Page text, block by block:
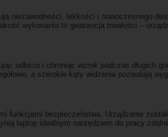
niezawodności, lekkości i nowoczesnego
wykonania to gwarancja trwałości –
odbicia i chroniąc wzrok podczas długich
a szerokie kąty widzenia pozwalają
funkcjami bezpieczeństwa. Urządzenie
laptop idealnym narzędziem do pracy